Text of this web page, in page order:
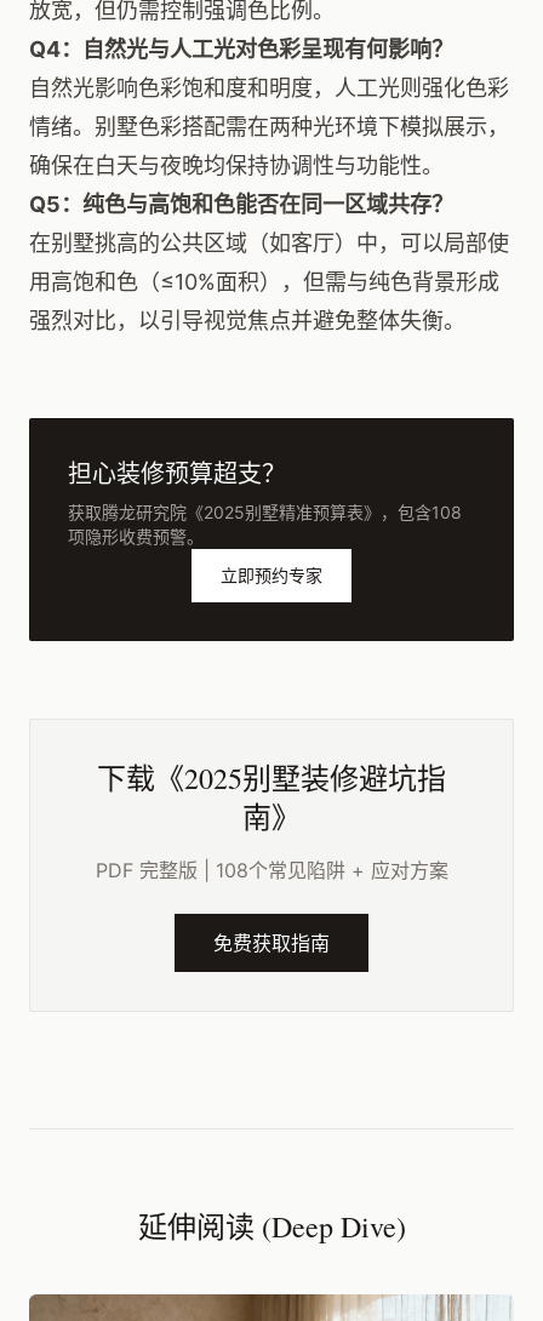
放宽，但仍需控制强调色比例。
Q4：自然光与人工光对色彩呈现有何影响？
自然光影响色彩饱和度和明度，人工光则强化色彩
情绪。别墅色彩搭配需在两种光环境下模拟展示，
确保在白天与夜晚均保持协调性与功能性。
Q5：纯色与高饱和色能否在同一区域共存？
在别墅挑高的公共区域（如客厅）中，可以局部使
用高饱和色（≤10%面积），但需与纯色背景形成
强烈对比，以引导视觉焦点并避免整体失衡。
担心装修预算超支？
获取腾龙研究院《2025别墅精准预算表》，包含108
项隐形收费预警。
立即预约专家
下载《2025别墅装修避坑指
南》
PDF 完整版 | 108个常见陷阱 + 应对方案
免费获取指南
延伸阅读 (Deep Dive)